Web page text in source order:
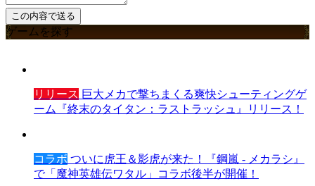
ゲームを探す
リリース 巨大メカで撃ちまくる爽快シューティングゲ
ーム『終末のタイタン：ラストラッシュ』リリース！
コラボ ついに虎王＆影虎が来た！『鋼嵐 - メカラシ』
で「魔神英雄伝ワタル」コラボ後半が開催！